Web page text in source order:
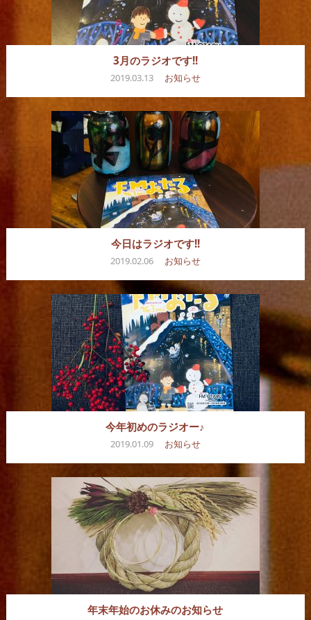
3月のラジオです!!
2019.03.13 お知らせ
今日はラジオです!!
2019.02.06 お知らせ
今年初めのラジオー♪
2019.01.09 お知らせ
年末年始のお休みのお知らせ